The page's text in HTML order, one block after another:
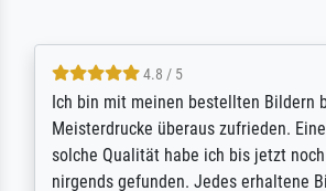
5 / 5
Rundum positive Erfahrung. Die
Ausführung des Auftrags hat eine Weile
gedauert, die angekündigte Lieferzeit
wurde aber letztlich sogar etwas